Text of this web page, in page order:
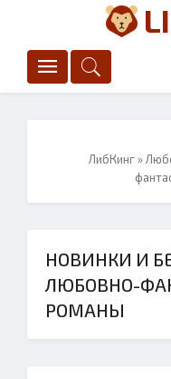
ЛибКинг»
НОВИНКИ И
ЛЮБОВНО-
РОМАНЫ